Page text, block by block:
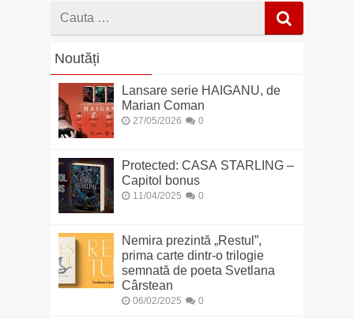
Cauta
Noutăți
Lansare serie HAIGANU, de
Marian Coman
27/05/2026 0
Protected: CASA STARLING –
Capitol bonus
11/04/2025 0
Nemira prezintă „Restul”,
prima carte dintr-o trilogie
semnată de poeta Svetlana
Cârstean
06/02/2025 0